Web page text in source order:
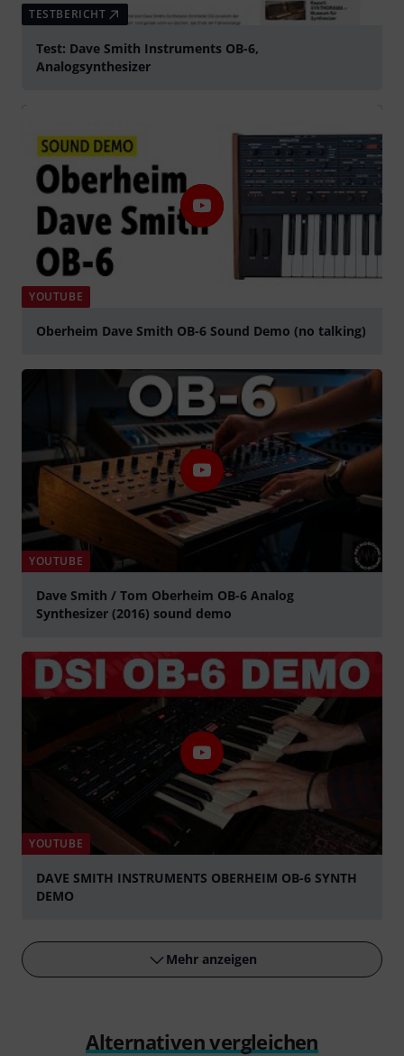
TESTBERICHT
Test: Dave Smith Instruments OB-6,
Analogsynthesizer
YOUTUBE
Oberheim Dave Smith OB-6 Sound Demo (no talking)
YOUTUBE
Dave Smith / Tom Oberheim OB-6 Analog
Synthesizer (2016) sound demo
YOUTUBE
DAVE SMITH INSTRUMENTS OBERHEIM OB-6 SYNTH
DEMO
Mehr anzeigen
Alternativen vergleichen